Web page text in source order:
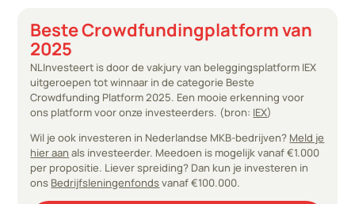
Beste Crowdfundingplatform van
2025
NLInvesteert is door de vakjury van beleggingsplatform IEX
uitgeroepen tot winnaar in de categorie Beste
Crowdfunding Platform 2025. Een mooie erkenning voor
ons platform voor onze investeerders. (bron: IEX)
Wil je ook investeren in Nederlandse MKB-bedrijven? Meld je
hier aan als investeerder. Meedoen is mogelijk vanaf €1.000
per propositie. Liever spreiding? Dan kun je investeren in
ons Bedrijfsleningenfondsvanaf €100.000.